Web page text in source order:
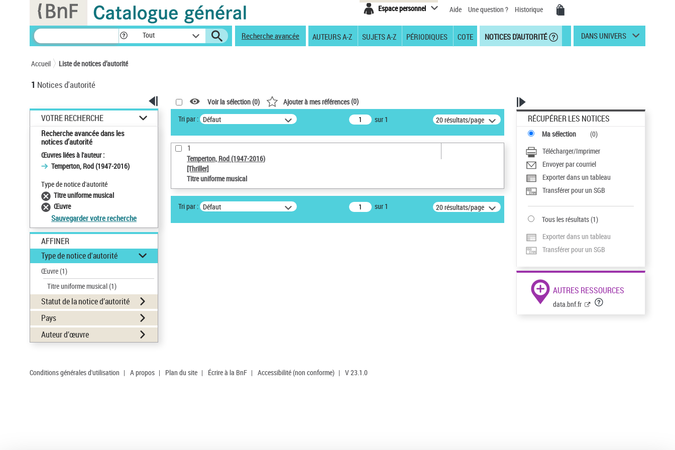
Espace personnel Aide Une question ? Historique
Tout Recherche avancée AUTEURS A-Z SUJETS A-Z PÉRIODIQUES COTE NOTICES D'AUTORITÉ DANS UNIVERS
Accueil Liste de notices d’autorité
1 Notices d'autorité
VOTRE RECHERCHE
Recherche avancée dans les
notices d’autorité
Œuvres liées à l'auteur :
Temperton, Rod (1947-2016)
Type de notice d'autorité
Titre uniforme musical
Œuvre
Sauvegarder votre recherche
AFFINER
Type de notice d'autorité
Œuvre(1)
Titre uniforme musical(1)
Statut de la notice d’autorité
Pays
Auteur d’œuvre
Voir la sélection (0) Ajouter à mes références(0)
Tri par : Défaut sur 1 20 résultats/page
1
Temperton, Rod (1947-2016)
[Thriller]
Titre uniforme musical
Tri par : Défaut sur 1 20 résultats/page
RÉCUPÉRER LES NOTICES
Ma sélection (0)
Télécharger/Imprimer
Envoyer par courriel
Exporter dans un tableau
Transférer pour un SGB
Tous les résultats(1)
Exporter dans un tableau
Transférer pour un SGB
AUTRES RESSOURCES
data.bnf.fr
Conditions générales d'utilisation | A propos | Plan du site | Écrire à la BnF | Accessibilité (non conforme) | V 23.1.0
Panneau de gestion des cookies